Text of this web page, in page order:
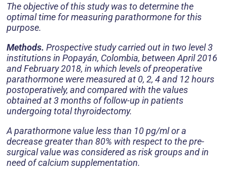
The objective of this study was to determine the
optimal time for measuring parathormone for this
purpose.
Methods. Prospective study carried out in two level 3
institutions in Popayán, Colombia, between April 2016
and February 2018, in which levels of preoperative
parathormone were measured at 0, 2, 4 and 12 hours
postoperatively, and compared with the values
obtained at 3 months of follow-up in patients
undergoing total thyroidectomy.
A parathormone value less than 10 pg/ml or a
decrease greater than 80% with respect to the pre-
surgical value was considered as risk groups and in
need of calcium supplementation.